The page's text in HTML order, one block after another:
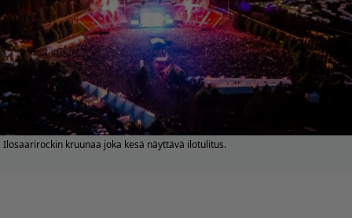
Ilosaarirockin kruunaa joka kesä näyttävä ilotulitus.